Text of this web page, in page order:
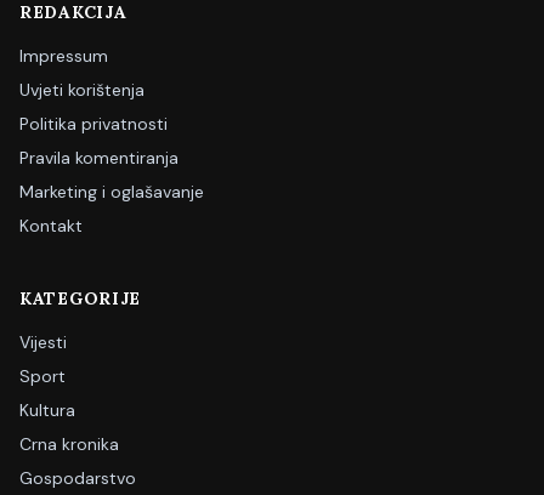
REDAKCIJA
Impressum
Uvjeti korištenja
Politika privatnosti
Pravila komentiranja
Marketing i oglašavanje
Kontakt
KATEGORIJE
Vijesti
Sport
Kultura
Crna kronika
Gospodarstvo